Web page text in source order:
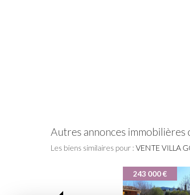
autres annonces
Les biens similaires pour : VENTE VILLA
265 000 €